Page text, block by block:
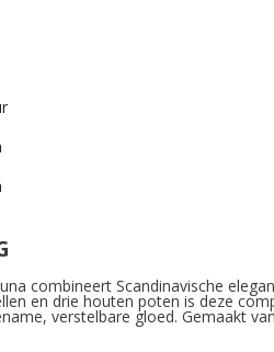
combineert Scandinavische
en drie houten poten is deze
verstelbare gloed. Gemaakt